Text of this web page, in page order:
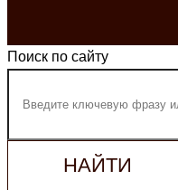
Поиск по сайту
НАЙТИ